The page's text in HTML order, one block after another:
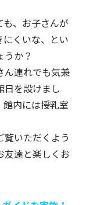
、お子さんが
くいな、とい
うか？
ん連れでも気兼
日を設けまし
内には授乳室
いただくよう
友達と楽しくお